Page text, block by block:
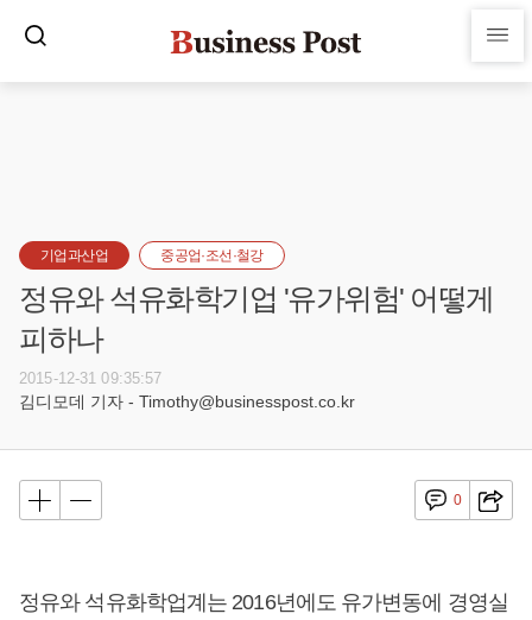
기업과산업 중공업·조선·철강
정유와 석유화학기업 '유가위험' 어떻게
피하나
2015-12-31 09:35:57
김디모데 기자 - Timothy@businesspost.co.kr
0
정유와 석유화학업계는 2016년에도 유가변동에 경영실